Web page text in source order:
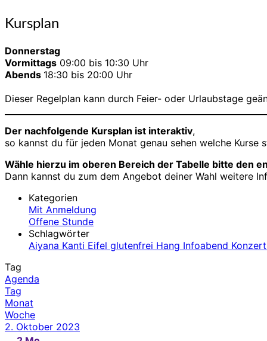
Kursplan
Kursplan
Donnerstag
Vormittags 09:00 bis 10:30 Uhr
Abends 18:30 bis 20:00 Uhr
Dieser Regelplan kann durch Feier- oder Urlaubstage
Der nachfolgende Kursplan ist interaktiv,
so kannst du für jeden Monat genau sehen welche
Wähle hierzu im oberen Bereich der Tabelle bitte den
Dann kannst du zum dem Angebot deiner Wahl weitere
Kategorien
Mit Anmeldung
Offene Stunde
Schlagwörter
Aiyana Kanti Eifel glutenfrei Hang Infoabend Konzert
Tag
Agenda
Tag
Monat
Woche
2. Oktober 2023